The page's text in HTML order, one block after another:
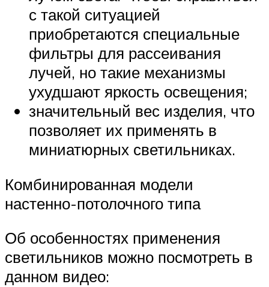
с такой ситуацией
приобретаются специальные
фильтры для рассеивания
лучей, но такие механизмы
ухудшают яркость освещения;
значительный вес изделия, что
позволяет их применять в
миниатюрных светильниках.
Комбинированная модели
настенно-потолочного типа
Об особенностях применения
светильников можно посмотреть в
данном видео: